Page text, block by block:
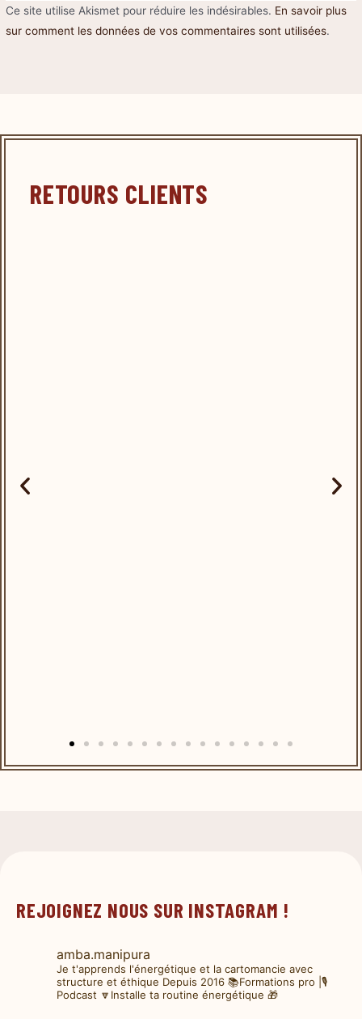
Ce site utilise Akismet pour réduire les indésirables. En savoir plus
sur comment les données de vos commentaires sont utilisées.
RETOURS CLIENTS
REJOIGNEZ NOUS SUR INSTAGRAM !
amba.manipura
Je t'apprends l'énergétique et la cartomancie avec
structure et éthique Depuis 2016 📚Formations pro |🎙️
Podcast 🔽Installe ta routine énergétique 🎁